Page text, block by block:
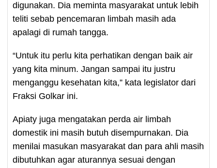
digunakan. Dia meminta masyarakat untuk lebih
teliti sebab pencemaran limbah masih ada
apalagi di rumah tangga.
“Untuk itu perlu kita perhatikan dengan baik air
yang kita minum. Jangan sampai itu justru
menganggu kesehatan kita,” kata legislator dari
Fraksi Golkar ini.
Apiaty juga mengatakan perda air limbah
domestik ini masih butuh disempurnakan. Dia
menilai masukan masyarakat dan para ahli masih
dibutuhkan agar aturannya sesuai dengan